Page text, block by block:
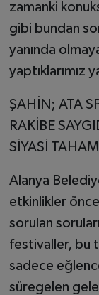
zamanki
gibi bundan
yanında
yaptıklarımız
ŞAHİN; ATA
RAKİBE
SİYASİ
Alanya
etkinlikler
sorulan
festivaller, bu
sadece
süregelen